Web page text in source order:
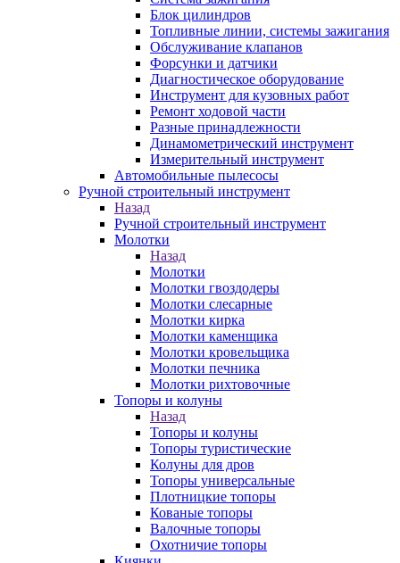
Блок цилиндров
Топливные линии, системы зажигания
Обслуживание клапанов
Форсунки и датчики
Диагностическое оборудование
Инструмент для кузовных работ
Ремонт ходовой части
Разные принадлежности
Динамометрический инструмент
Измерительный инструмент
Автомобильные пылесосы
Ручной строительный инструмент
Назад
Ручной строительный инструмент
Молотки
Назад
Молотки
Молотки гвоздодеры
Молотки слесарные
Молотки кирка
Молотки каменщика
Молотки кровельщика
Молотки печника
Молотки рихтовочные
Топоры и колуны
Назад
Топоры и колуны
Топоры туристические
Колуны для дров
Топоры универсальные
Плотницкие топоры
Кованые топоры
Валочные топоры
Охотничие топоры